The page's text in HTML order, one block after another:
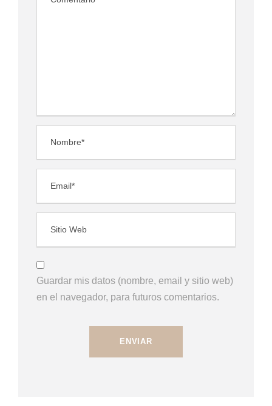
Guardar mis datos (nombre, email y sitio web)
en el navegador, para futuros comentarios.